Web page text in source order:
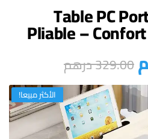
Table PC
Pliable –
329.00درهم
الأكثر مبيعا!